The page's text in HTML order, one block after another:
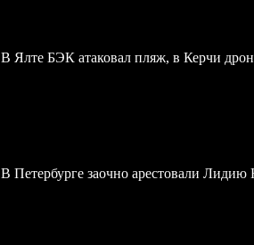
В Ялте БЭК атаковал пляж, в Керчи
В Петербурге заочно арестовали Лидию